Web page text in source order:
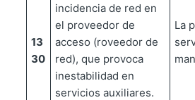
13
30
incidencia de red en
el proveedor de
acceso (roveedor de
red), que provoca
inestabilidad en
servicios auxiliares.
La